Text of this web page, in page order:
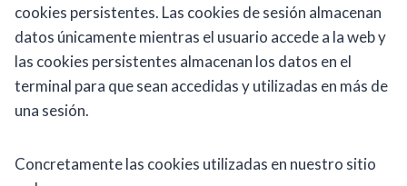
cookies persistentes. Las cookies de sesión almacenan
datos únicamente mientras el usuario accede a la web y
las cookies persistentes almacenan los datos en el
terminal para que sean accedidas y utilizadas en más de
una sesión.
Concretamente las cookies utilizadas en nuestro sitio